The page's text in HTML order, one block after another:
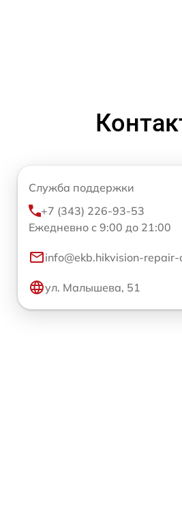
Служба поддержки
+7 (343) 226-93-53
Ежедневно с 9:00 до 21:00
info@ekb.hikvision-repair-
ул. Малышева, 51